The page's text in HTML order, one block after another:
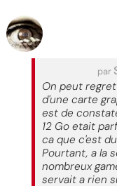
par
On peut
d'une carte
est de
12 Go etait
ca que c'est
Pourtant, a la
nombreux
servait a rien